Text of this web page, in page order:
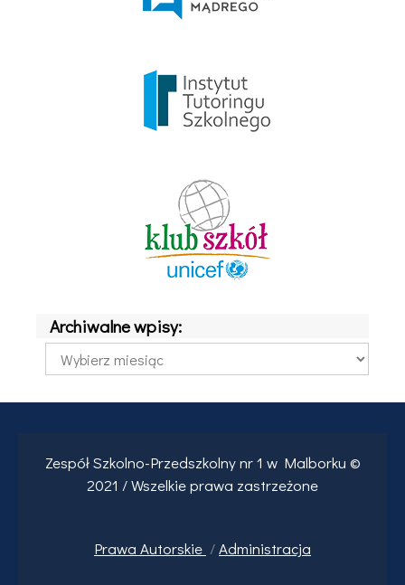
Archiwalne wpisy:
Archiwalne
wpisy:
Zespół Szkolno-Przedszkolny nr 1 w Malborku ©
2021 / Wszelkie prawa zastrzeżone
Prawa Autorskie /Administracja